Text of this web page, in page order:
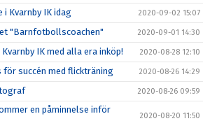
Kvarnby IK idag 2020-09-02 15:07
"Barnfotbollscoachen" 2020-09-01 14:30
IK med alla era inköp! 2020-08-28 12:10
succén med flickträning 2020-08-26 14:29
2020-08-26 09:59
en påminnelse inför
2020-08-20 11:50